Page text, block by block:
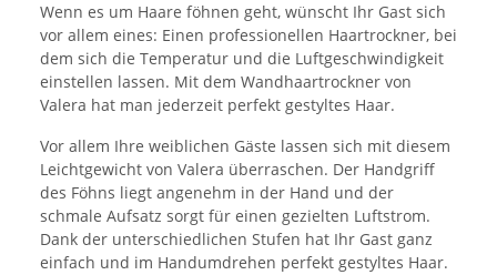
Wenn es um Haare föhnen geht, wünscht Ihr Gast sich
vor allem eines: Einen professionellen Haartrockner, bei
dem sich die Temperatur und die Luftgeschwindigkeit
einstellen lassen. Mit dem Wandhaartrockner von
Valera hat man jederzeit perfekt gestyltes Haar.
Vor allem Ihre weiblichen Gäste lassen sich mit diesem
Leichtgewicht von Valera überraschen. Der Handgriff
des Föhns liegt angenehm in der Hand und der
schmale Aufsatz sorgt für einen gezielten Luftstrom.
Dank der unterschiedlichen Stufen hat Ihr Gast ganz
einfach und im Handumdrehen perfekt gestyltes Haar.